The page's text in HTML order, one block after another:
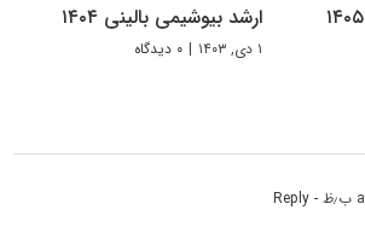
ارشد بیوشیمی بالینی ۱۴۰۴
۱ دی, ۱۴۰۳ | ۰ دیدگاه
- Reply